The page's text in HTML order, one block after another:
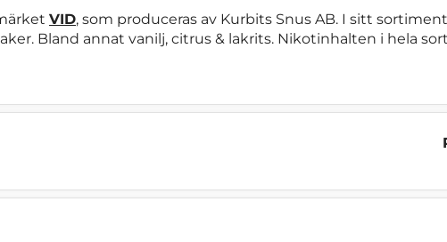
VID, som produceras av Kurbits Snus AB. I sitt
Bland annat vanilj, citrus & lakrits. Nikotinhalten i hela